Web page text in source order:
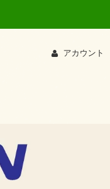
てくだ
アカウント